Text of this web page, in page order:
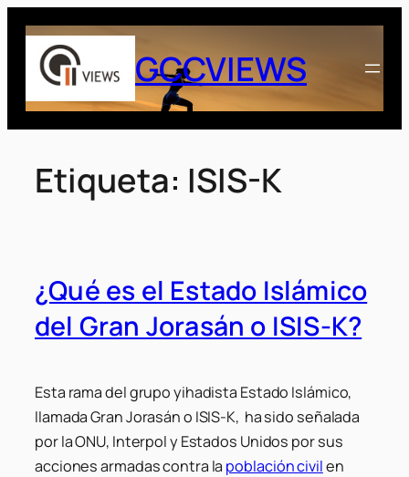
Saltar
contenido
GCCVIEWS
Etiqueta: ISIS-K
¿Qué es el Estado Islámico
del Gran Jorasán o ISIS-K?
Esta rama del grupo yihadista Estado Islámico,
llamada Gran Jorasán o ISIS-K, ha sido señalada
por la ONU, Interpol y Estados Unidos por sus
acciones armadas contra la población civilen